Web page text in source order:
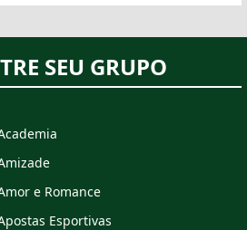
SEU GRUPO
e Romance
Esportivas